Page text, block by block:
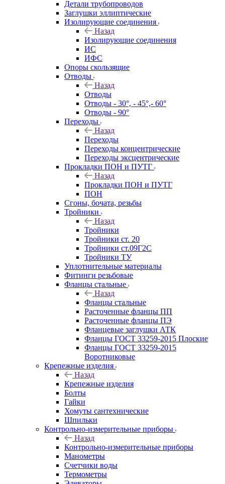
Детали трубопроводов
Заглушки эллиптические
Изолирующие соединения
Назад
Изолирующие соединения
ИС
ИФС
Опоры скользящие
Отводы
Назад
Отводы
Отводы - 30°, - 45°,- 60°
Отводы - 90°
Переходы
Назад
Переходы
Переходы концентрические
Переходы эксцентрические
Прокладки ПОН и ПУТГ
Назад
Прокладки ПОН и ПУТГ
ПОН
Сгоны, бочата, резьбы
Тройники
Назад
Тройники
Тройники ст. 20
Тройники ст.09Г2С
Тройники ТУ
Уплотнительные материалы
Фитинги резьбовые
Фланцы стальные
Назад
Фланцы стальные
Расточенные фланцы ПП
Расточенные фланцы ПЭ
Фланцевые заглушки АТК
Фланцы ГОСТ 33259-2015 Плоские
Фланцы ГОСТ 33259-2015
Воротниковые
Крепежные изделия
Назад
Крепежные изделия
Болты
Гайки
Хомуты сантехнические
Шпильки
Контрольно-измерительные приборы
Назад
Контрольно-измерительные приборы
Манометры
Счетчики воды
Термометры